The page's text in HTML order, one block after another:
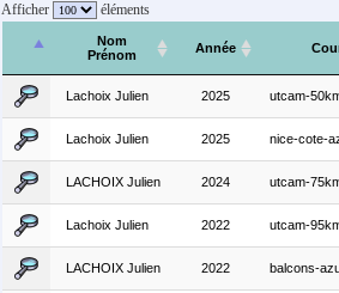
Afficher éléments
Nom
Prénom
Année
Lachoix Julien 2025 utcam-
Lachoix Julien 2025 nice-cote-
LACHOIX Julien 2024 utcam-
Lachoix Julien 2022 utcam-
LACHOIX Julien 2022 balcons-